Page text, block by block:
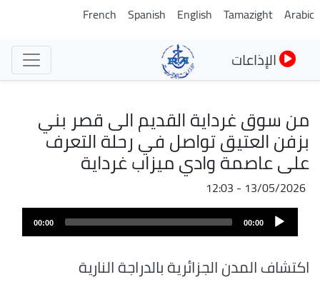
تجاوز
Arabic
Tamazight
English
Spanish
French
الإذاعات
من سوق غرداية القديم الى قصر بني
بزفن العتيق تواصل في رحلة التعرف
على عاصمة وادي ميزاب غرداية
13/05/2026 - 12:03
ملف
الصوت
Audio
Player
00:00
00:00
اكتشاف المدن الجزائرية بالدراجة النارية